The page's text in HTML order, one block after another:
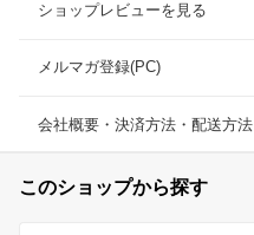
ショップレビューを見る
メルマガ登録(PC)
会社概要・決済方法・配送方法
このショップから探す